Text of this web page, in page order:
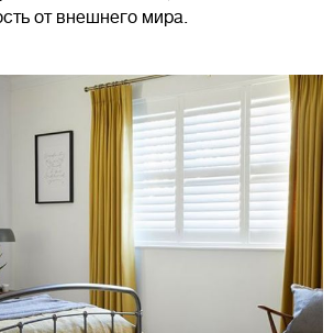
от внешнего мира.